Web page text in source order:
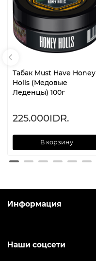
Табак Must Have Honey
Holls (Медовые
Леденцы) 100г
225.000IDR.
В корзину
Информация
Наши соцсети